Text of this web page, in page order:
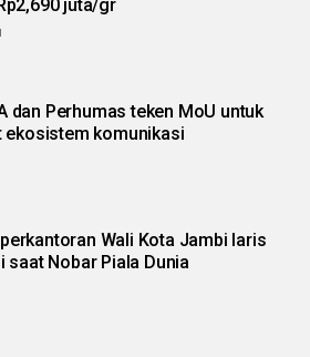
juta/gr
dan Perhumas teken MoU untuk
ekosistem komunikasi
Wali Kota Jambi laris
saat Nobar Piala Dunia